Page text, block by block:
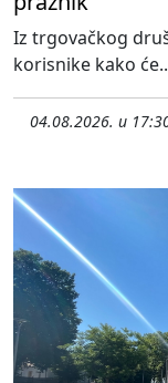
Iz trgovačkog
korisnike kako
04.08.2026. u